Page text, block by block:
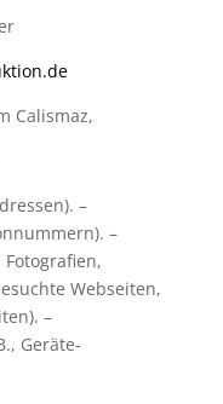
Calismaz,
–
–
Webseiten,
–
Geräte-